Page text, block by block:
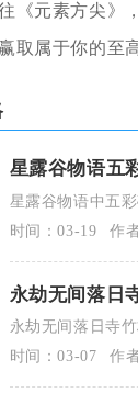
《元素方尖》
取属于你的至
星露谷物语五
星露谷物语中五
沙漠的骷髅洞穴
实兑换与特殊怪
时间：03-19 作
永劫无间落日
永劫无间落日寺
落日寺东北侧的
定位、严控区域
时间：03-07 作